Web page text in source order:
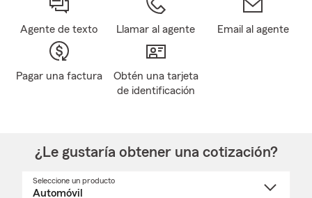
Agente de texto Llamar al agente Email al agente
Pagar una factura
Obtén una tarjeta
de identificación
¿Le gustaría obtener una cotización?
Seleccione un producto